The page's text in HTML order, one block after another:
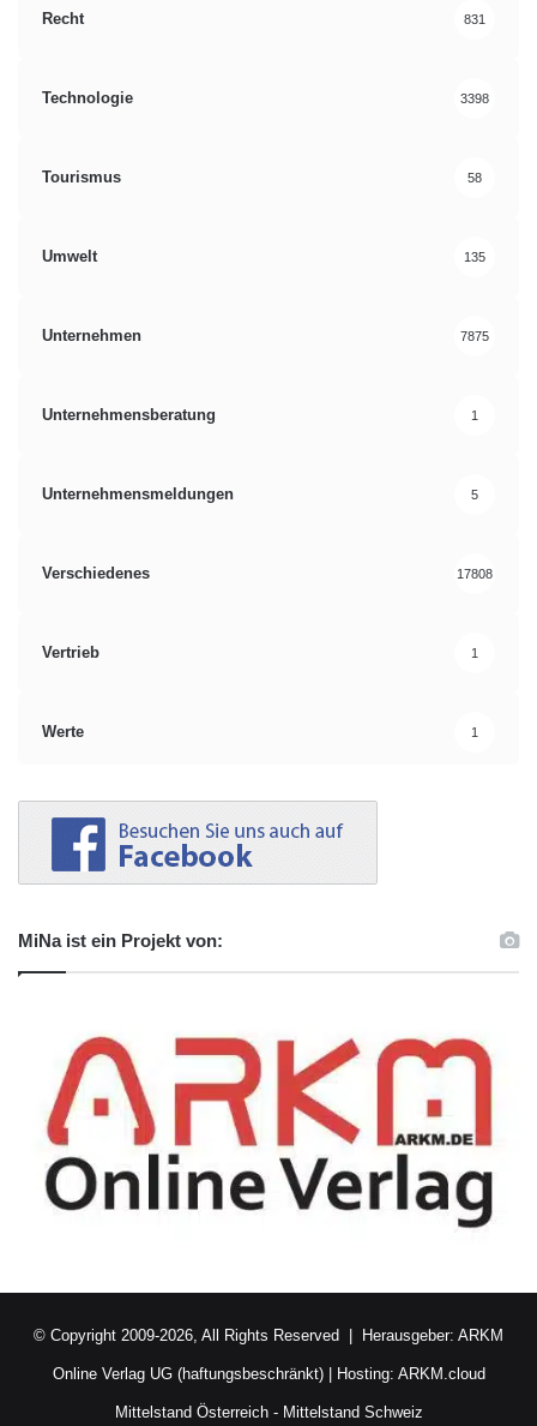
Recht 831
Technologie 3398
Tourismus 58
Umwelt 135
Unternehmen 7875
Unternehmensberatung 1
Unternehmensmeldungen 5
Verschiedenes 17808
Vertrieb 1
Werte 1
MiNa ist ein Projekt von:
© Copyright 2009-2026, All Rights Reserved | Herausgeber: ARKM
Online Verlag UG (haftungsbeschränkt)| Hosting: ARKM.cloud
Mittelstand Österreich- Mittelstand Schweiz